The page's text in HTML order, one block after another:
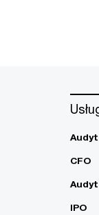
Audyt
CFO
IPO